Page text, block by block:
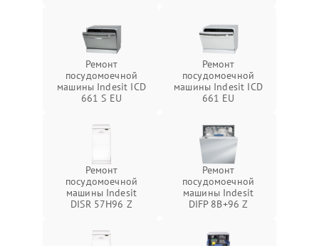
Ремонт
посудомоечной
машины Indesit ICD
661 S EU
Ремонт
посудомоечной
машины Indesit ICD
661 EU
Ремонт
посудомоечной
машины Indesit
DISR 57H96 Z
Ремонт
посудомоечной
машины Indesit
DIFP 8B+96 Z